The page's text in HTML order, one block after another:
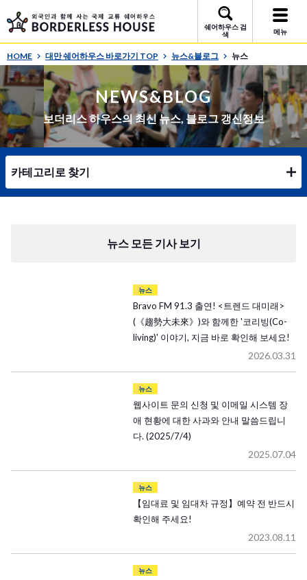
쉐어하우스 검
색
메뉴
HOME 대만 쉐어하우스 바로가기 TOP 뉴스&블로그 뉴스
NEWS&BLOG
보더리스 하우스의 최신 뉴스, 블로그 갱신정보
카테고리로 찾기
뉴스 모든 기사 보기
뉴스
Bravo FM 91.3 출연! <트렌드 대미래>
(《趨勢大未來》)와 함께한 '코리빙(Co-
living)' 이야기, 지금 바로 확인해 보세요!
2026.03.31
뉴스
웹사이트 문의 신청 및 이메일 시스템 장
애 현황에 대한 사과와 안내 말씀드립니
다. (2025/7/4)
2025.07.04
뉴스
【임대료 및 임대차 규정】예약 전 반드시
확인해 주세요!
2023.08.11
뉴스